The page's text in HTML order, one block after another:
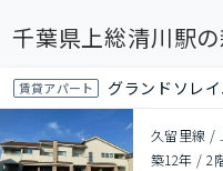
千葉県上総清川駅
賃貸アパート グランドソレ
久留里線 /
築12年 /2